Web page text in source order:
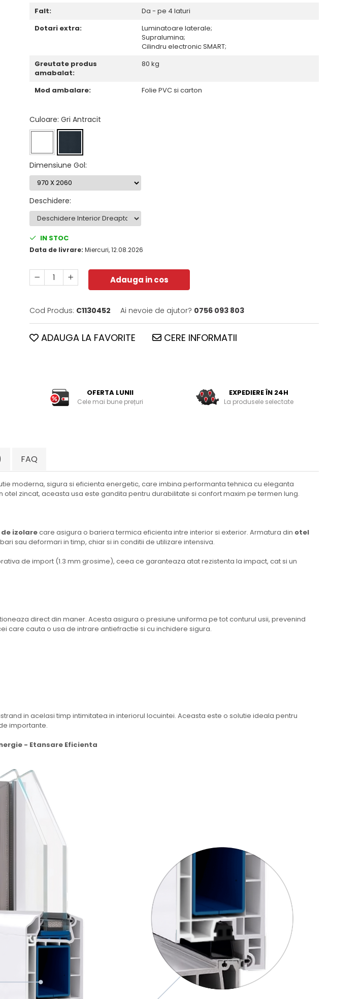
Falt:
Da - pe 4 laturi
Dotari extra:
Luminatoare laterale;
Supralumina;
Cilindru electronic SMART;
Greutate produs
amabalat:
80 kg
Mod ambalare: Folie PVC si carton
Culoare: Gri Antracit
Dimensiune Gol:
Deschidere:
IN STOC
Data de livrare: Miercuri, 12.08.2026
Adauga in cos
Cod Produs: C1130452 Ai nevoie de ajutor? 0756 093 803
ADAUGA LA FAVORITE CERE INFORMATII
OFERTA LUNII
Cele mai bune prețuri
EXPEDIERE ÎN 24H
La produsele selectate
FAQ
moderna, sigura si eficienta energetic, care imbina performanta tehnica cu eleganta
zincat, aceasta usa este gandita pentru durabilitate si confort maxim pe termen lung.
izolarecare asigura o bariera termica eficienta intre interior si exterior. Armatura din otel
sau deformari in timp, chiar si in conditii de utilizare intensiva.
de import (1.3 mm grosime), ceea ce garanteaza atat rezistenta la impact, cat si un
direct din maner. Acesta asigura o presiune uniforma pe tot conturul usii, prevenind
care cauta o usa de intrare antiefractie si cu inchidere sigura.
in acelasi timp intimitatea in interiorul locuintei. Aceasta este o solutie ideala pentru
importante.
- Etansare Eficienta